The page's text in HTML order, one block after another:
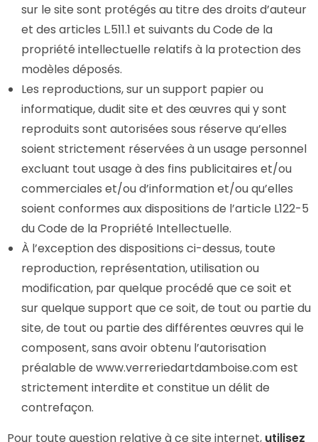
sur le site sont protégés au titre des droits d’auteur
et des articles L.511.1 et suivants du Code de la
propriété intellectuelle relatifs à la protection des
modèles déposés.
Les reproductions, sur un support papier ou
informatique, dudit site et des œuvres qui y sont
reproduits sont autorisées sous réserve qu’elles
soient strictement réservées à un usage personnel
excluant tout usage à des fins publicitaires et/ou
commerciales et/ou d’information et/ou qu’elles
soient conformes aux dispositions de l’article L122-5
du Code de la Propriété Intellectuelle.
À l’exception des dispositions ci-dessus, toute
reproduction, représentation, utilisation ou
modification, par quelque procédé que ce soit et
sur quelque support que ce soit, de tout ou partie du
site, de tout ou partie des différentes œuvres qui le
composent, sans avoir obtenu l’autorisation
préalable de www.verreriedartdamboise.com est
strictement interdite et constitue un délit de
contrefaçon.
Pour toute question relative à ce site internet, utilisez